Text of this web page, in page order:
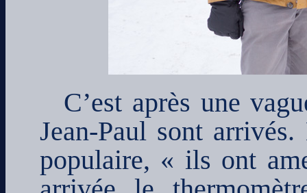
C’est après une
Jean-Paul sont
populaire, « ils ont